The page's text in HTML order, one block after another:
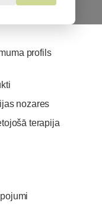
profils
nozares
terapija